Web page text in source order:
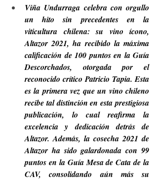
Viña Undurraga celebra con orgullo
un hito sin precedentes en la
viticultura chilena: su vino ícono,
Altazor 2021, ha recibido la máxima
calificación de 100 puntos en la Guía
Descorchados, otorgada por el
reconocido crítico Patricio Tapia. Esta
es la primera vez que un vino chileno
recibe tal distinción en esta prestigiosa
publicación, lo cual reafirma la
excelencia y dedicación detrás de
Altazor. Además, la cosecha 2021 de
Altazor ha sido galardonada con 99
puntos en la Guía Mesa de Cata de la
CAV, consolidando aún más su